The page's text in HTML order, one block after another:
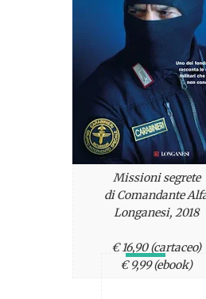
Missioni segrete
di Comandante
Longanesi, 2018
€ 16,90 (cartaceo)
€ 9,99 (ebook)